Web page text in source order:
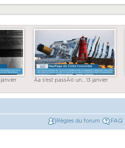
janvier Ãa s'est passÃ© un... 13 janvier
Règles du forum FAQ